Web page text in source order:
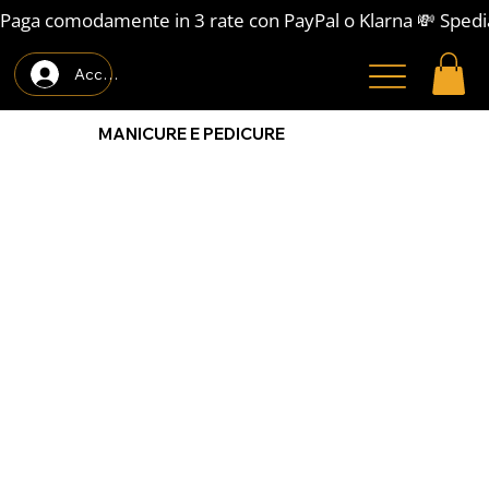
Paga comodamente in 3 rate con PayPal o Klarna 💸
Accedi
MANICURE E PEDICURE